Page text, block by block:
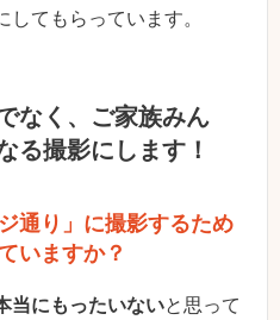
てもらっています。
なく、ご家族みん
る撮影にします！
通り」に撮影するため
いますか？
当にもったいないと思って